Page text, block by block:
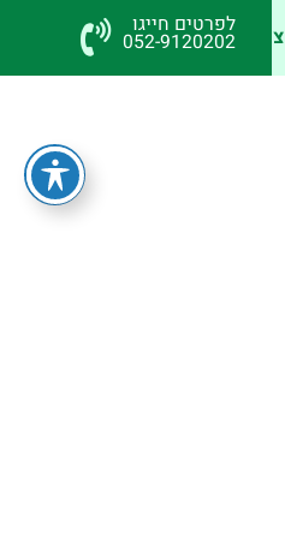
צור קשר ENלפרטים חייגו
052-9120202